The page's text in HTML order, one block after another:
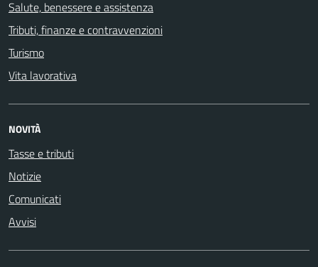
Salute, benessere e assistenza
Tributi, finanze e contravvenzioni
Turismo
Vita lavorativa
NOVITÀ
Tasse e tributi
Notizie
Comunicati
Avvisi